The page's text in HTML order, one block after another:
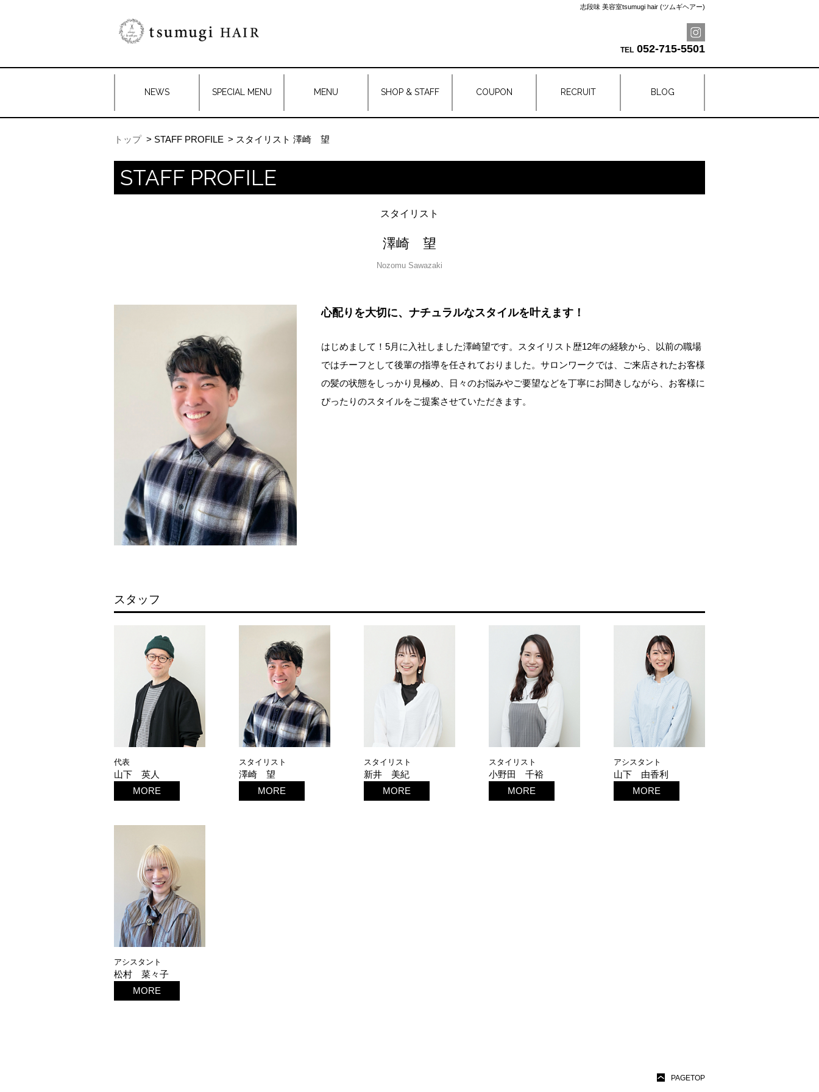
志段味 美容室tsumugi hair (ツムギヘアー)
052-715-5501
NEWS SPECIAL MENU MENU SHOP & STAFF COUPON RECRUIT BLOG
トップ STAFF PROFILE スタイリスト 澤崎 望
STAFF PROFILE
スタイリスト
澤崎 望
Nozomu Sawazaki
心配りを大切に、ナチュラルなスタイルを叶えます！
はじめまして！5月に入社しました澤崎望です。スタイリスト歴12年の経験から、以前の職場
ではチーフとして後輩の指導を任されておりました。サロンワークでは、ご来店されたお客様
の髪の状態をしっかり見極め、日々のお悩みやご要望などを丁寧にお聞きしながら、お客様に
ぴったりのスタイルをご提案させていただきます。
スタッフ
代表
山下 英人
MORE
スタイリスト
澤崎 望
MORE
スタイリスト
新井 美紀
MORE
スタイリスト
小野田 千裕
MORE
アシスタント
山下 由香利
MORE
アシスタント
松村 菜々子
MORE
PAGETOP